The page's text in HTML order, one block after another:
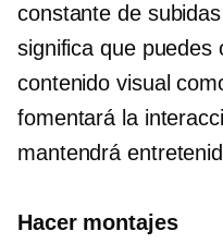
constante de
significa que puedes
contenido visual
fomentará la
mantendrá
Hacer montajes